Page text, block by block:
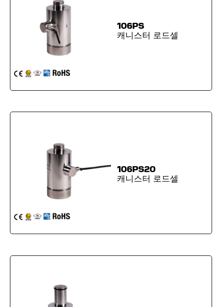
106PS
캐니스터 로드셀
106PS20
캐니스터 로드셀